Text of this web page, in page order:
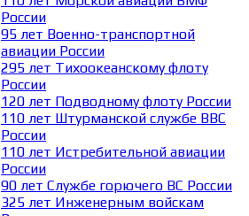
России
95 лет Военно-транспортной
авиации России
295 лет Тихоокеанскому флоту
России
120 лет Подводному флоту России
110 лет Штурманской службе ВВС
России
110 лет Истребительной авиации
России
90 лет Службе горючего ВС России
325 лет Инженерным войскам